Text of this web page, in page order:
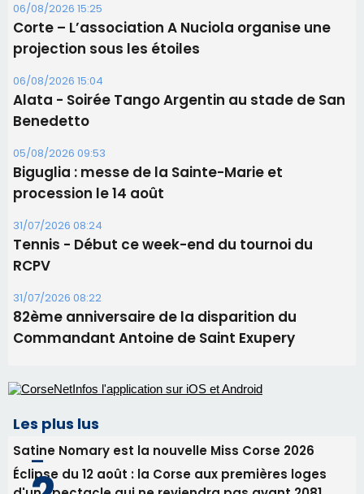
06/08/2026 15:25
Corte – L’association A Nuciola organise une
projection sous les étoiles
06/08/2026 15:04
Alata - Soirée Tango Argentin au stade de San
Benedetto
05/08/2026 09:53
Biguglia : messe de la Sainte-Marie et
procession le 14 août
31/07/2026 08:24
Tennis - Début ce week-end du tournoi du
RCPV
31/07/2026 08:22
82ème anniversaire de la disparition du
Commandant Antoine de Saint Exupery
Les plus lus
Satine Nomary est la nouvelle Miss Corse 2026
Éclipse du 12 août : la Corse aux premières loges